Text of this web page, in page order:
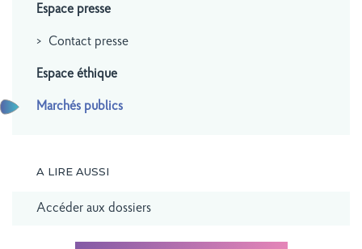
Espace presse
Contact presse
Espace éthique
Marchés publics
A LIRE AUSSI
Accéder aux dossiers